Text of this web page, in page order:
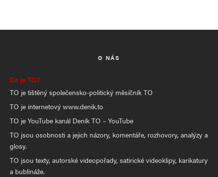
O NÁS
Co je TO?
TO je tištěný společensko-politický měsíčník TO
TO je internetový www.denik.to
TO je YouTube kanál Deník TO – YouTube
TO jsou osobnosti a jejich názory, komentáře, rozhovory, analýzy a
glosy.
TO jsou texty, autorské videopořady, satirické videoklipy, karikatury
a bublináže.